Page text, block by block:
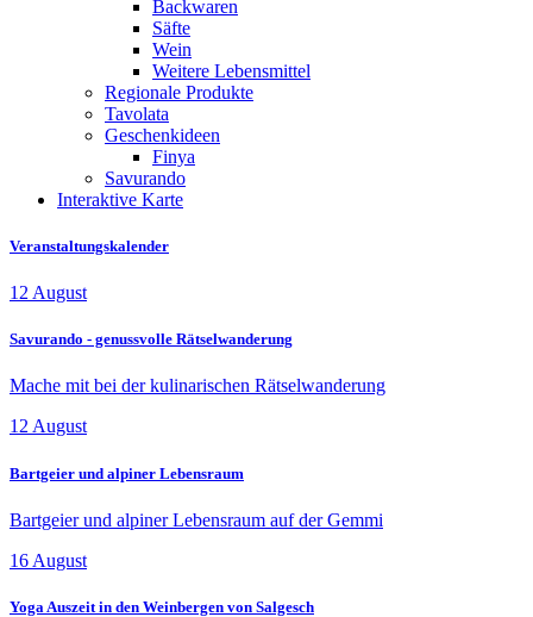
Backwaren
Säfte
Wein
Weitere Lebensmittel
Regionale Produkte
Tavolata
Geschenkideen
Finya
Savurando
Interaktive Karte
Veranstaltungskalender
12 August
Savurando - genussvolle Rätselwanderung
Mache mit bei der kulinarischen Rätselwanderung
12August
Bartgeier und alpiner Lebensraum
Bartgeier und alpiner Lebensraum auf der Gemmi
16 August
Yoga Auszeit in den Weinbergen von Salgesch